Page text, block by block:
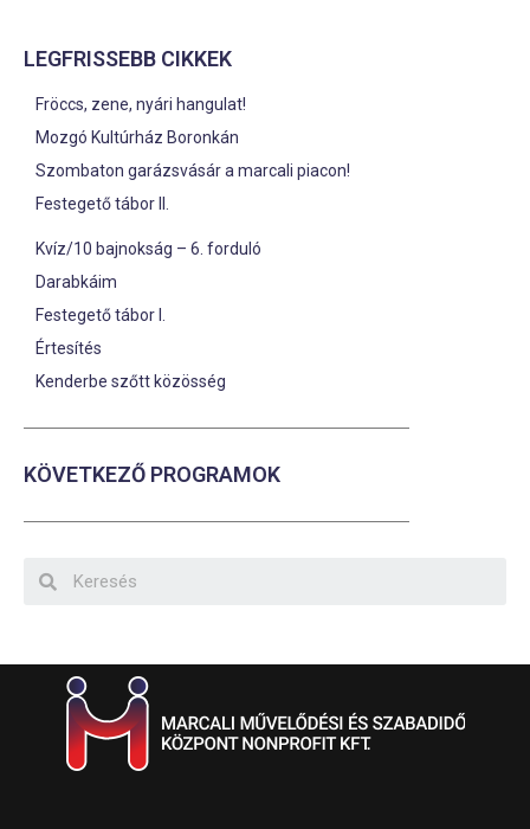
LEGFRISSEBB CIKKEK
Fröccs, zene, nyári hangulat!
Mozgó Kultúrház Boronkán
Szombaton garázsvásár a marcali piacon!
Festegető tábor II.
Kvíz/10 bajnokság – 6. forduló
Darabkáim
Festegető tábor I.
Értesítés
Kenderbe szőtt közösség
KÖVETKEZŐ PROGRAMOK